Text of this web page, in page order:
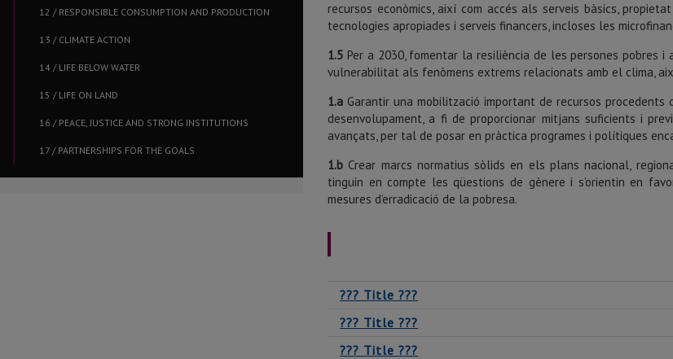
12 / RESPONSIBLE CONSUMPTION AND PRODUCTION
13 / CLIMATE ACTION
14 / LIFE BELOW WATER
15 / LIFE ON LAND
16 / PEACE, JUSTICE AND STRONG INSTITUTIONS
17 / PARTNERSHIPS FOR THE GOALS
recursos econòmics, així com accés als serveis bàsics,
tecnologies apropiades i serveis financers, incloses les
1.5 Per a 2030, fomentar la resiliència de les persones pobres
vulnerabilitat als fenòmens extrems relacionats amb el clima,
1.a Garantir una mobilització important de recursos
desenvolupament, a fi de proporcionar mitjans suficients i
avançats, per tal de posar en pràctica programes i polítiques
1.b Crear marcs normatius sòlids en els plans nacional,
tinguin en compte les qüestions de gènere i s’orientin en
mesures d’erradicació de la pobresa.
??? Title ???
??? Title ???
??? Title ???